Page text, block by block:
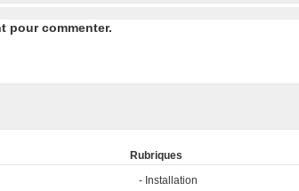
pour commenter.
Rubriques
Installation